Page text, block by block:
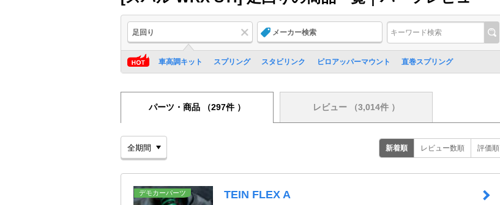
足回り メーカー検索
車高調キット スプリング スタビリンク ピロアッパーマウント 直巻スプリング
パーツ・商品 （297件 ） レビュー （3,014件 ）
新着順 レビュー数順 評価順
デモカーパーツ TEIN FLEX A